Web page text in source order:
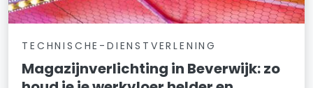
TECHNISCHE-DIENSTVERLENING
Magazijnverlichting in Beverwijk: zo